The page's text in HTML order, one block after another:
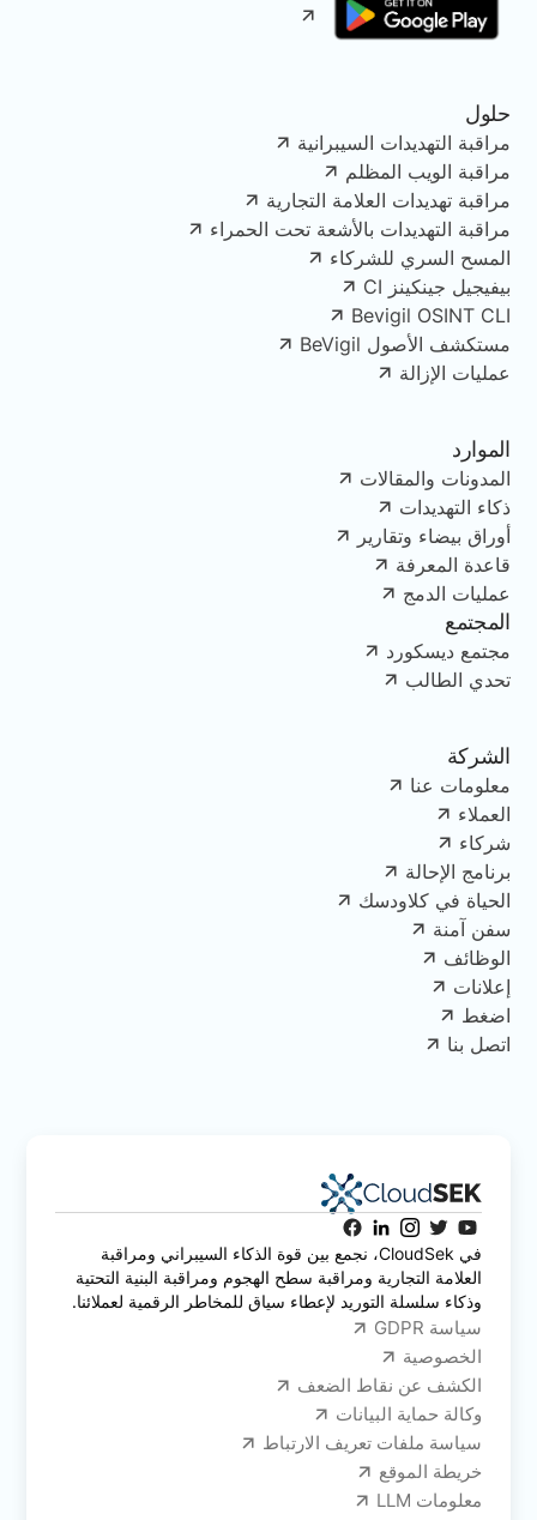
حلول
مراقبة التهديدات السيبرانية
مراقبة الويب المظلم
مراقبة تهديدات العلامة التجارية
مراقبة التهديدات بالأشعة تحت الحمراء
المسح السري للشركاء
بيفيجيل جينكينز CI
Bevigil OSINT CLI
مستكشف الأصول BeVigil
عمليات الإزالة
الموارد
المدونات والمقالات
ذكاء التهديدات
أوراق بيضاء وتقارير
قاعدة المعرفة
عمليات الدمج
المجتمع
مجتمع ديسكورد
تحدي الطالب
الشركة
معلومات عنا
العملاء
شركاء
برنامج الإحالة
الحياة في كلاودسك
سفن آمنة
الوظائف
إعلانات
اضغط
اتصل بنا
في CloudSek، نجمع بين قوة الذكاء السيبراني ومراقبة
العلامة التجارية ومراقبة سطح الهجوم ومراقبة البنية التحتية
وذكاء سلسلة التوريد لإعطاء سياق للمخاطر الرقمية لعملائنا.
سياسة GDPR
الخصوصية
الكشف عن نقاط الضعف
وكالة حماية البيانات
سياسة ملفات تعريف الارتباط
خريطة الموقع
معلومات LLM